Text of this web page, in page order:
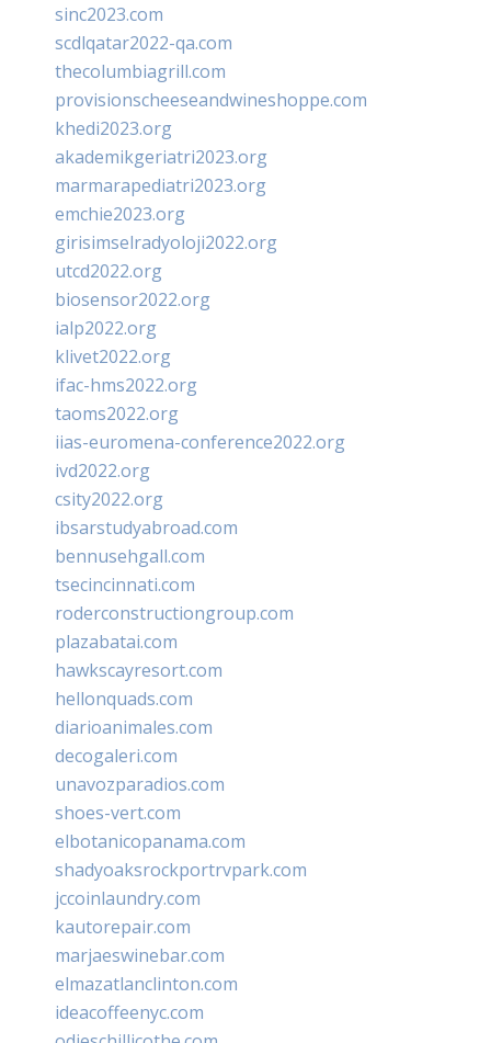
sinc2023.com
scdlqatar2022-qa.com
thecolumbiagrill.com
provisionscheeseandwineshoppe.com
khedi2023.org
akademikgeriatri2023.org
marmarapediatri2023.org
emchie2023.org
girisimselradyoloji2022.org
utcd2022.org
biosensor2022.org
ialp2022.org
klivet2022.org
ifac-hms2022.org
taoms2022.org
iias-euromena-conference2022.org
ivd2022.org
csity2022.org
ibsarstudyabroad.com
bennusehgall.com
tsecincinnati.com
roderconstructiongroup.com
plazabatai.com
hawkscayresort.com
hellonquads.com
diarioanimales.com
decogaleri.com
unavozparadios.com
shoes-vert.com
elbotanicopanama.com
shadyoaksrockportrvpark.com
jccoinlaundry.com
kautorepair.com
marjaeswinebar.com
elmazatlanclinton.com
ideacoffeenyc.com